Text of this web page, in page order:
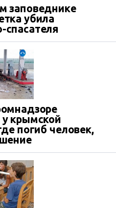
заповеднике
убила
спасателя
крымской
погиб человек,